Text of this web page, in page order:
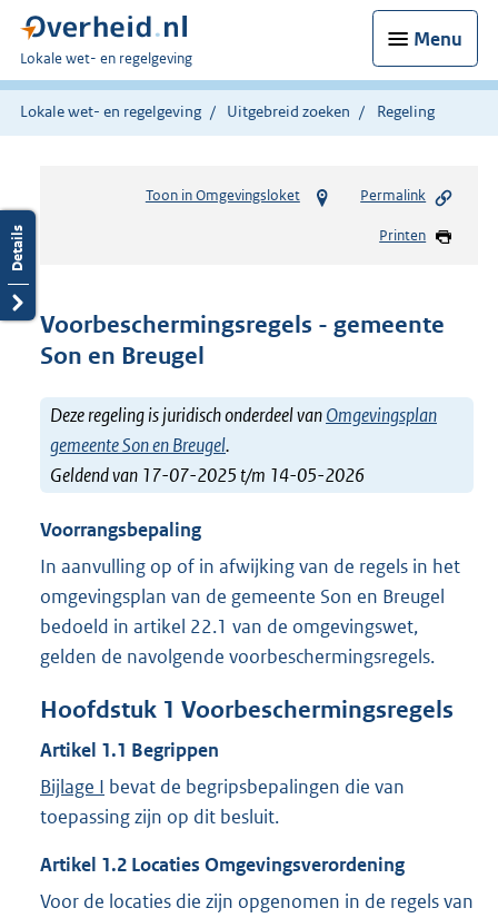
Menu
U
bent
hier:
Lokale wet- en regelgeving
Lokale wet- en regelgeving Uitgebreid zoeken Regeling
Toon in Omgevingsloket Permalink
Printen
Voorbeschermingsregels - gemeente
Son en Breugel
Deze regeling is juridisch onderdeel vanOmgevingsplan
gemeente Son en Breugel.
Geldend van 17-07-2025 t/m 14-05-2026
Voorrangsbepaling
In aanvulling op of in afwijking van de regels in het
omgevingsplan van de gemeente Son en Breugel
bedoeld in artikel 22.1 van de omgevingswet,
gelden de navolgende voorbeschermingsregels.
Hoofdstuk 1 Voorbeschermingsregels
Artikel 1.1 Begrippen
Bijlage I bevat de begripsbepalingen die van
toepassing zijn op dit besluit.
Artikel 1.2 Locaties Omgevingsverordening
Voor de locaties die zijn opgenomen in de regels van